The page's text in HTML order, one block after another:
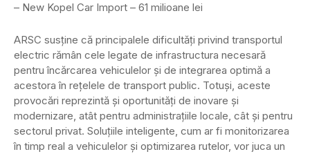
– New Kopel Car Import – 61 milioane lei
ARSC susține că principalele dificultăți privind transportul
electric rămân cele legate de infrastructura necesară
pentru încărcarea vehiculelor și de integrarea optimă a
acestora în rețelele de transport public. Totuși, aceste
provocări reprezintă și oportunități de inovare și
modernizare, atât pentru administrațiile locale, cât și pentru
sectorul privat. Soluțiile inteligente, cum ar fi monitorizarea
în timp real a vehiculelor și optimizarea rutelor, vor juca un